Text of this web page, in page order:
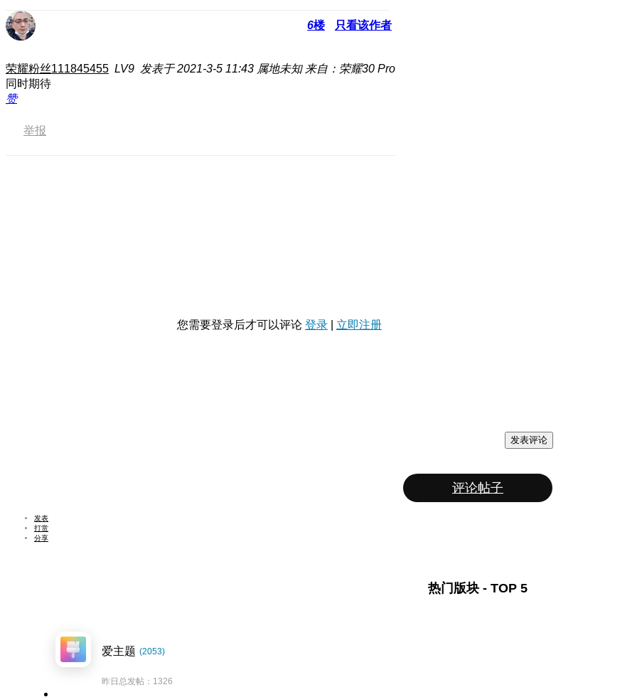
6楼 只看该作者
荣耀粉丝111845455 LV9 发表于 2021-3-5 11:43 属地未知 来自：荣耀30 Pro
同时期待
赞
举报
您需要登录后才可以评论 登录 立即注册
发表评论
评论帖子
发表
打赏
分享
热门版块 - TOP 5
爱主题 (2053)
昨日总发帖：1326